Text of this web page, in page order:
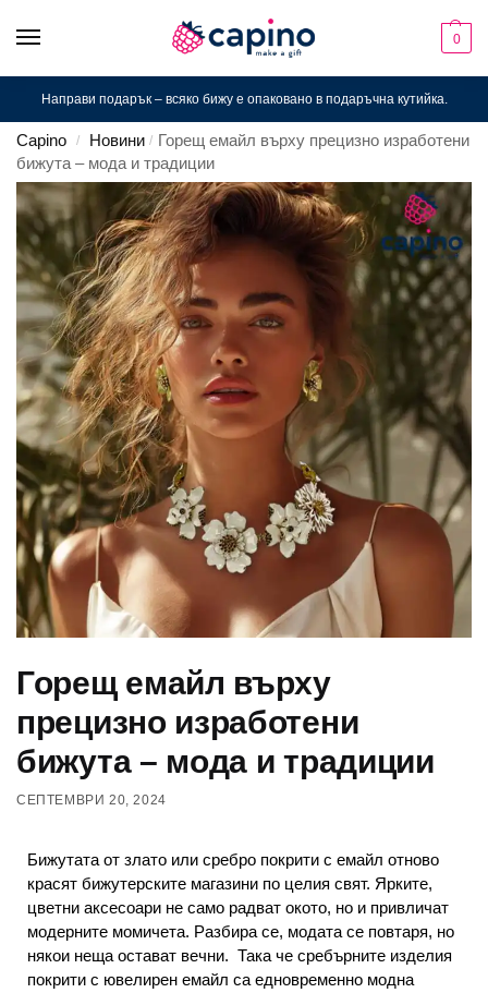
0
Направи подарък – всяко бижу е опаковано в подаръчна кутийка.
Capino / Новини / Горещ емайл върху прецизно изработени
бижута – мода и традиции
Горещ емайл върху
прецизно изработени
бижута – мода и традиции
СЕПТЕМВРИ 20, 2024
Бижутата от злато или сребро покрити с емайл отново
красят бижутерските магазини по целия свят. Ярките,
цветни аксесоари не само радват окото, но и привличат
модерните момичета. Разбира се, модата се повтаря, но
някои неща остават вечни. Така че сребърните изделия
покрити с ювелирен емайл са едновременно модна